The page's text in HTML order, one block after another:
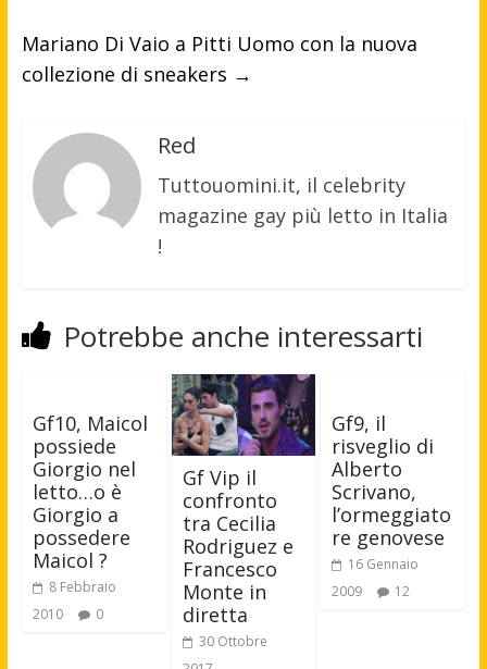
Mariano Di Vaio a Pitti Uomo con la nuova
collezione di sneakers →
Red
Tuttouomini.it, il celebrity
magazine gay più letto in Italia
!
Potrebbe anche interessarti
Gf10, Maicol
possiede
Giorgio nel
letto…o è
Giorgio a
possedere
Maicol ?
8 Febbraio
2010
0
Gf Vip il
confronto
tra Cecilia
Rodriguez e
Francesco
Monte in
diretta
30 Ottobre
Gf9, il
risveglio di
Alberto
Scrivano,
l’ormeggiato
re genovese
16 Gennaio
2009
12